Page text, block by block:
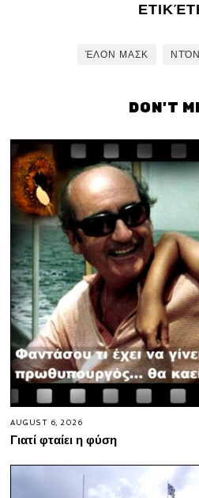
ΈΛΟΝ ΜΑΣΚ
DON'T
AUGUST 6, 2026
Γιατί φταίει η φύση